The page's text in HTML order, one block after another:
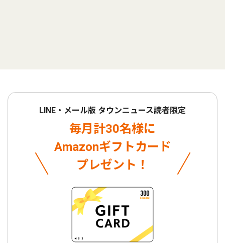
LINE・メール版 タウンニュース読者限定
毎月計30名様に
Amazonギフトカード
プレゼント！